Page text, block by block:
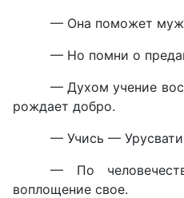
— Она поможет
— Но помни о
— Духом учение
рождает добро.
— Учись —
— По
воплощение свое.